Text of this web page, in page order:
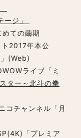
ージ」
ての繭期
2017年本公
(Web)
ライブ「ミ
ター～北斗の拳
コチャンネル「月
「プレミア